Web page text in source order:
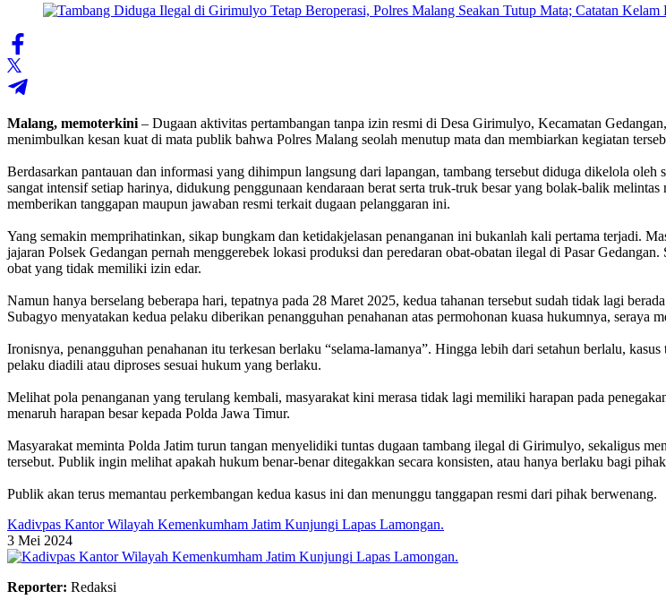
Malang, memoterkini – Dugaan aktivitas pertambangan tanpa izin resmi di Desa Girimulyo, Kecamatan
menimbulkan kesan kuat di mata publik bahwa Polres Malang seolah menutup mata dan membiarkan kegiatan
‎Berdasarkan pantauan dan informasi yang dihimpun langsung dari lapangan, tambang tersebut diduga dikelola
sangat intensif setiap harinya, didukung penggunaan kendaraan berat serta truk-truk besar yang bolak-balik
memberikan tanggapan maupun jawaban resmi terkait dugaan pelanggaran ini.
‎Yang semakin memprihatinkan, sikap bungkam dan ketidakjelasan penanganan ini bukanlah kali pertama terjadi.
jajaran Polsek Gedangan pernah menggerebek lokasi produksi dan peredaran obat-obatan ilegal di Pasar
obat yang tidak memiliki izin edar.
‎Namun hanya berselang beberapa hari, tepatnya pada 28 Maret 2025, kedua tahanan tersebut sudah tidak lagi
Subagyo menyatakan kedua pelaku diberikan penangguhan penahanan atas permohonan kuasa hukumnya, seraya
‎Ironisnya, penangguhan penahanan itu terkesan berlaku “selama-lamanya”. Hingga lebih dari setahun berlalu,
pelaku diadili atau diproses sesuai hukum yang berlaku.
‎Melihat pola penanganan yang terulang kembali, masyarakat kini merasa tidak lagi memiliki harapan pada
menaruh harapan besar kepada Polda Jawa Timur.
‎Masyarakat meminta Polda Jatim turun tangan menyelidiki tuntas dugaan tambang ilegal di Girimulyo, sekaligus
tersebut. Publik ingin melihat apakah hukum benar-benar ditegakkan secara konsisten, atau hanya berlaku bagi
‎Publik akan terus memantau perkembangan kedua kasus ini dan menunggu tanggapan resmi dari pihak berwenang.
Kadivpas Kantor Wilayah Kemenkumham Jatim Kunjungi Lapas Lamongan.
3 Mei 2024
Reporter: Redaksi